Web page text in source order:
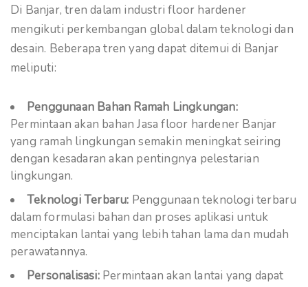
Di Banjar, tren dalam industri floor hardener
mengikuti perkembangan global dalam teknologi dan
desain. Beberapa tren yang dapat ditemui di Banjar
meliputi:
Penggunaan Bahan Ramah Lingkungan:
Permintaan akan bahan Jasa floor hardener Banjar
yang ramah lingkungan semakin meningkat seiring
dengan kesadaran akan pentingnya pelestarian
lingkungan.
Teknologi Terbaru: Penggunaan teknologi terbaru
dalam formulasi bahan dan proses aplikasi untuk
menciptakan lantai yang lebih tahan lama dan mudah
perawatannya.
Personalisasi:Permintaan akan lantai yang dapat